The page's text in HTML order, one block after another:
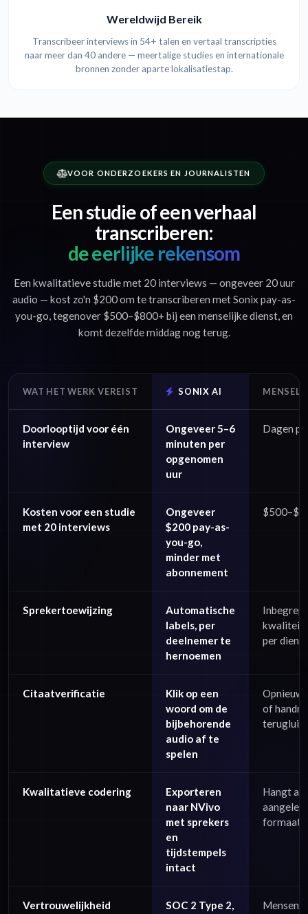
Wereldwijd Bereik
Transcribeer interviews in 54+ talen en vertaal transcripties
naar meer dan 40 andere — meertalige studies en internationale
bronnen zonder aparte lokalisatiestap.
VOOR ONDERZOEKERS EN JOURNALISTEN
Een studie of een verhaal
transcriberen:
de eerlijke rekensom
Een kwalitatieve studie met 20 interviews — ongeveer 20 uur
audio — kost zo'n $200 om te transcriberen met Sonix pay-as-
you-go, tegenover $500–$800+ bij een menselijke dienst, en
komt dezelfde middag nog terug.
WAT HET WERK VEREIST SONIX AI
Doorlooptijd voor één
interview
Ongeveer 5–6
minuten per
opgenomen
uur
Dagen
Kosten voor een studie
met 20 interviews
Ongeveer
$200 pay-as-
you-go,
minder met
abonnement
Sprekertoewijzing
Automatische
labels, per
deelnemer te
hernoemen
kwaliteit
per dienst
Citaatverificatie
Klik op een
woord om de
bijbehorende
audio af te
spelen
Opnieuw
of
Kwalitatieve codering
Exporteren
naar NVivo
met sprekers
en
tijdstempels
intact
Hangt af
formaat
Vertrouwelijkheid SOC 2 Type 2, Mensen